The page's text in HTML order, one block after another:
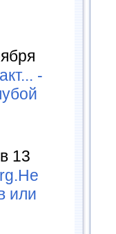
-
13
или